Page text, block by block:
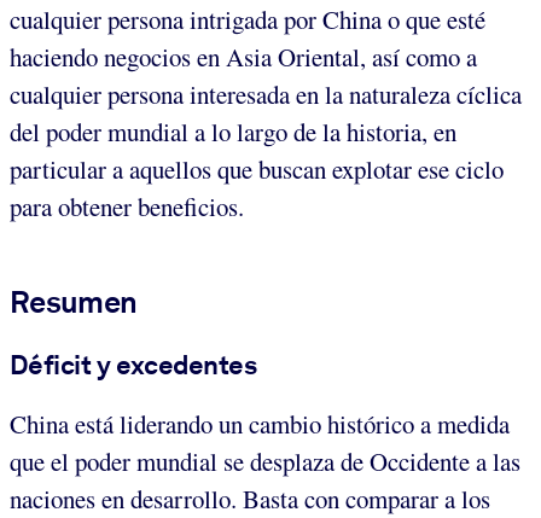
cualquier persona intrigada por China o que esté
haciendo negocios en Asia Oriental, así como a
cualquier persona interesada en la naturaleza cíclica
del poder mundial a lo largo de la historia, en
particular a aquellos que buscan explotar ese ciclo
para obtener beneficios.
Resumen
Déficit y excedentes
China está liderando un cambio histórico a medida
que el poder mundial se desplaza de Occidente a las
naciones en desarrollo. Basta con comparar a los